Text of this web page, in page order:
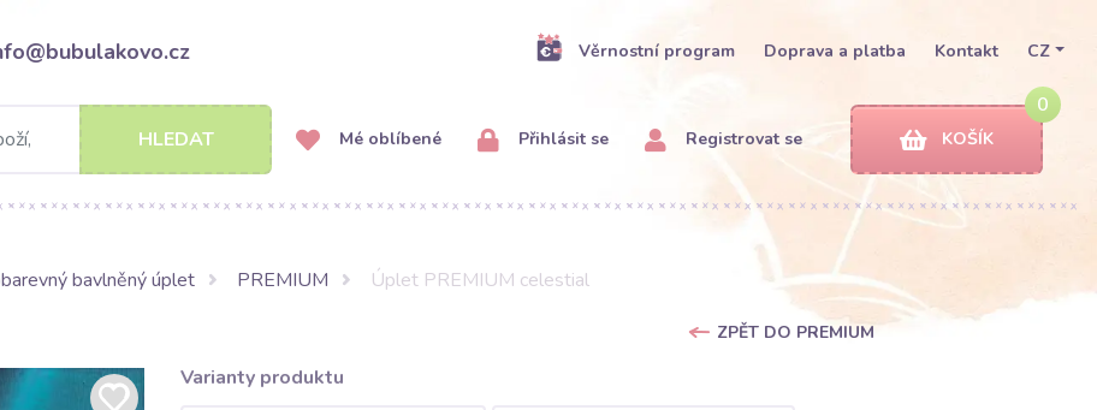
Věrnostní program Doprava a platba Kontakt CZ
HLEDAT Mé oblíbené Přihlásit se Registrovat se
0
KOŠÍK
bavlněný úplet PREMIUM Úplet PREMIUM celestial
ZPĚT DO PREMIUM
Varianty produktu